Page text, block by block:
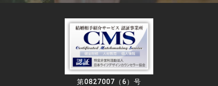
第0827007（6）号